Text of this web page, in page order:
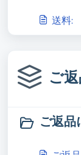
送料:
ご
ご返品